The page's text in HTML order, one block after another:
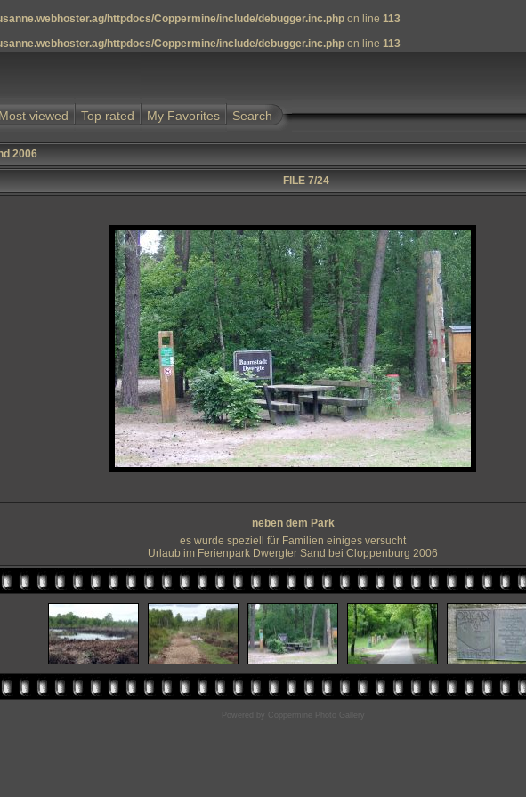
httpdocs/Coppermine/include/debugger.inc.php on line 113
httpdocs/Coppermine/include/debugger.inc.php on line 113
Most viewed Top rated My Favorites Search
2006
FILE 7/24
neben dem Park
es wurde speziell für Familien einiges versucht
Urlaub im Ferienpark Dwergter Sand bei Cloppenburg 2006